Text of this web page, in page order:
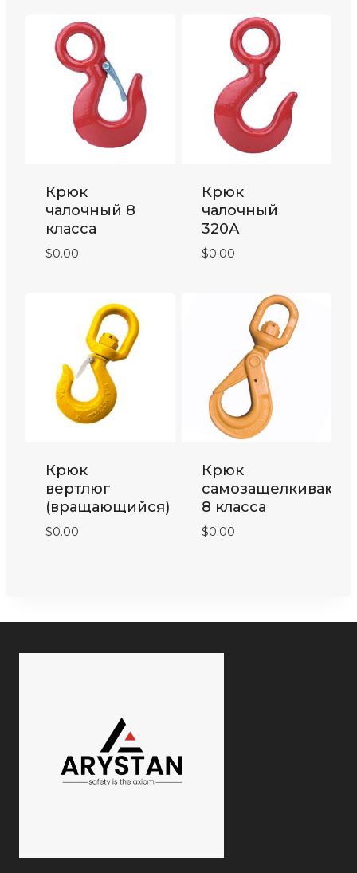
Крюк
чалочный 8
класса
$0.00
Крюк
чалочный
320А
$0.00
Крюк
вертлюг
(вращающийся)
$0.00
Крюк
8 класса
$0.00